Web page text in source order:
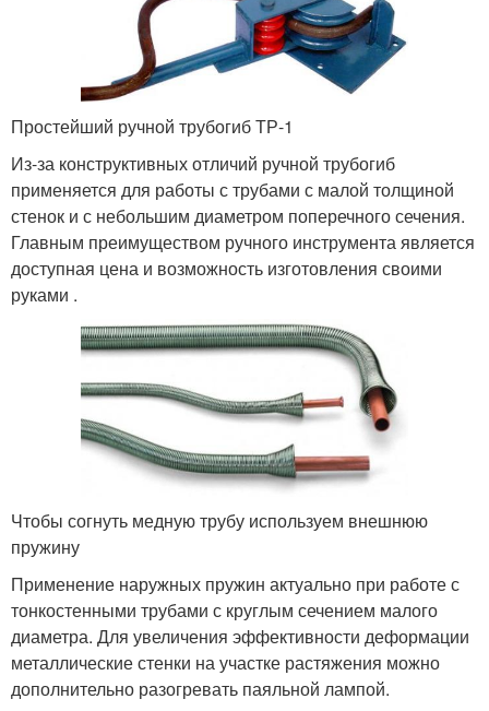
Простейший ручной трубогиб ТР-1
Из-за конструктивных отличий ручной трубогиб
применяется для работы с трубами с малой толщиной
стенок и с небольшим диаметром поперечного сечения.
Главным преимуществом ручного инструмента является
доступная цена и возможность изготовления своими
руками .
Чтобы согнуть медную трубу используем внешнюю
пружину
Применение наружных пружин актуально при работе с
тонкостенными трубами с круглым сечением малого
диаметра. Для увеличения эффективности деформации
металлические стенки на участке растяжения можно
дополнительно разогревать паяльной лампой.